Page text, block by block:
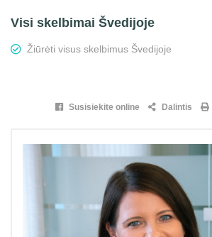
Visi skelbimai Švedijoje
Žiūrėti visus skelbimus Švedijoje
Susisiekite online Dalintis